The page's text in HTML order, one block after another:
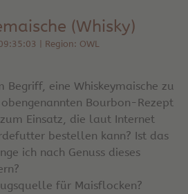
(Whisky)
| Region: OWL
Begriff, eine Whiskeymaische zu
Bourbon-Rezept
Einsatz, die laut Internet
bestellen kann? Ist das
ich nach Genuss dieses
für Maisflocken?